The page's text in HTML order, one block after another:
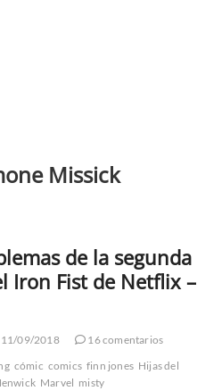
Missick
de la segunda
Iron Fist de Netflix –
11/09/2018
16 comentarios
cómic comics finn jones Hijas del
Marvel misty